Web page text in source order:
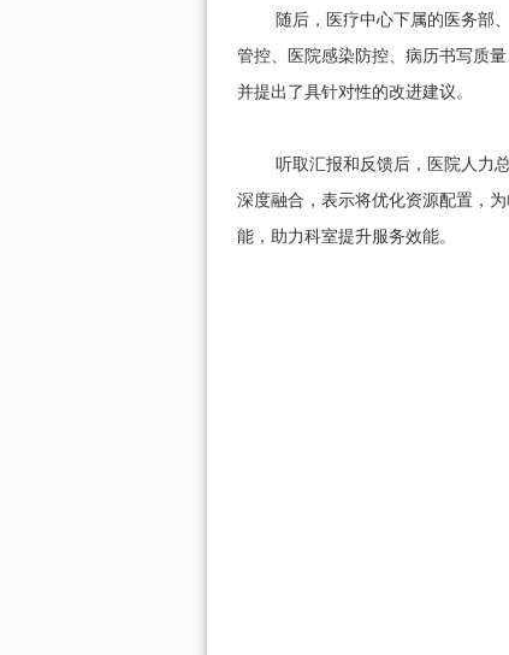
随后，医疗中心下属的医务部、
管控、医院感染防控、病历书写质
并提出了具针对性的改进建议。
听取汇报和反馈后，医院人力总
深度融合，表示将优化资源配置，
能，助力科室提升服务效能。